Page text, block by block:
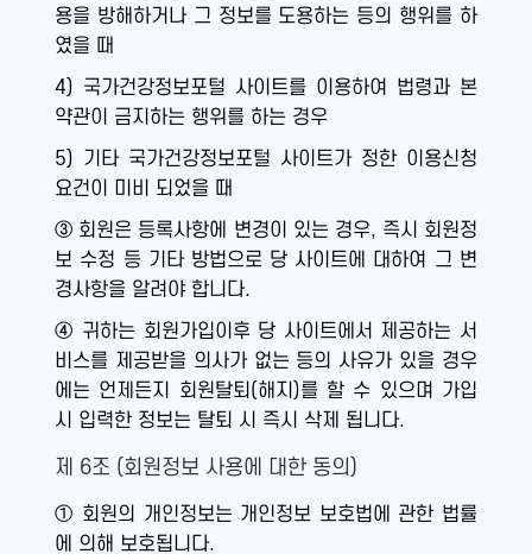
용을 방해하거나 그 정보를 도용하는 등의 행위를 하
였을 때
4) 국가건강정보포털 사이트를 이용하여 법령과 본
약관이 금지하는 행위를 하는 경우
5) 기타 국가건강정보포털 사이트가 정한 이용신청
요건이 미비 되었을 때
③ 회원은 등록사항에 변경이 있는 경우, 즉시 회원정
보 수정 등 기타 방법으로 당 사이트에 대하여 그 변
경사항을 알려야 합니다.
④ 귀하는 회원가입이후 당 사이트에서 제공하는 서
비스를 제공받을 의사가 없는 등의 사유가 있을 경우
에는 언제든지 회원탈퇴(해지)를 할 수 있으며 가입
시 입력한 정보는 탈퇴 시 즉시 삭제 됩니다.
제 6조 (회원정보 사용에 대한 동의)
① 회원의 개인정보는 개인정보 보호법에 관한 법률
에 의해 보호됩니다.